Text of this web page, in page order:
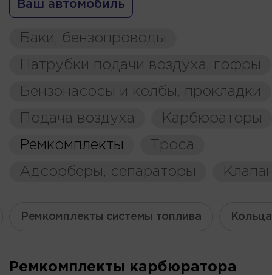
Ваш автомобиль
Баки, бензопроводы
Патрубки подачи воздуха, гофры
Бензонасосы и колбы, прокладки
Подача воздуха
Карбюраторы
Ремкомплекты
Троса
Адсорберы, сепараторы
Ремкомплекты системы топлива
Ремкомплекты карбюратора